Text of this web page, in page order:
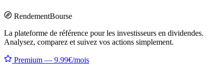
RendementBourse
La plateforme de référence pour les investisseurs en dividendes.
Analysez, comparez et suivez vos actions simplement.
Premium — 9.99€/mois